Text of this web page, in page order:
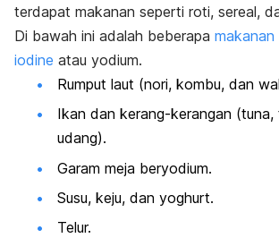
terdapat makanan seperti roti, sereal,
Di bawah ini adalah beberapa makanan
iodine atau yodium.
Rumput laut (nori, kombu, dan
Ikan dan kerang-kerangan (tuna,
udang).
Garam meja beryodium.
Susu, keju, dan yoghurt.
Telur.